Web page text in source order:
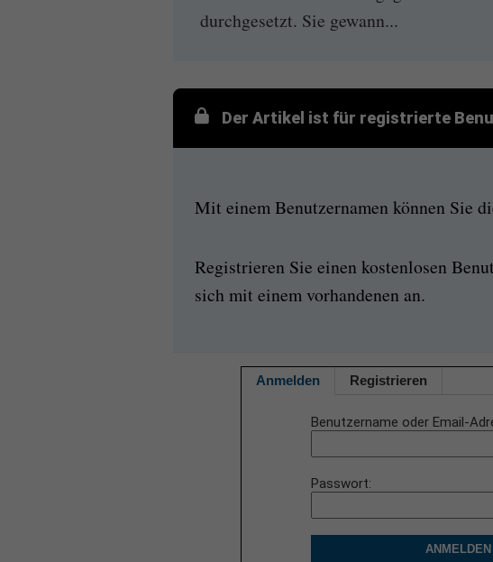
durchgesetzt. Sie gewann...
Der Artikel ist für registrierte
Mit einem Benutzernamen können Sie
Registrieren Sie einen kostenlosen
sich mit einem vorhandenen an.
Anmelden Registrieren
Benutzername oder Email-
Passwort
ANMELDEN